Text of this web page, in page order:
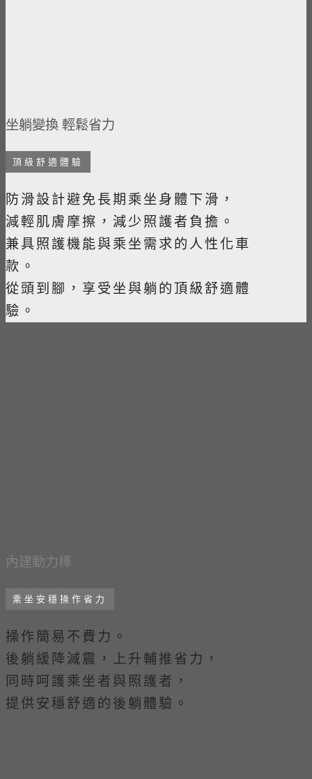
坐躺變換 輕鬆省力
頂級舒適體驗
防滑設計避免長期乘坐身體下滑，
減輕肌膚摩擦，減少照護者負擔。
兼具照護機能與乘坐需求的人性化車
款。
從頭到腳，享受坐與躺的頂級舒適體
驗。
內建​動力棒
乘坐安穩操作省力
操作簡易不費力。
後躺緩降減震，上升輔推省力，
同時呵護乘坐者與照護者，
提供安穩舒適的後躺體驗。